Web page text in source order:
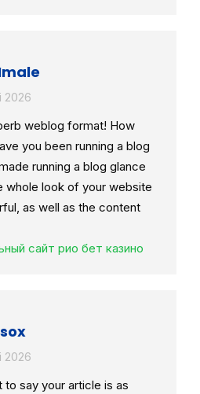
2026
weblog format! How
you been running a blog
running a blog glance
whole look of your website
as well as the content
сайт рио бет казино
2026
to say your article is as